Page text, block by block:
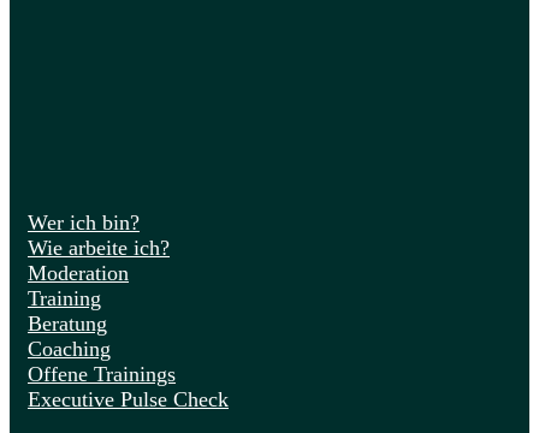
Wer ich bin?
Wie arbeite ich?
Moderation
Training
Beratung
Coaching
Offene Trainings
Executive Pulse Check